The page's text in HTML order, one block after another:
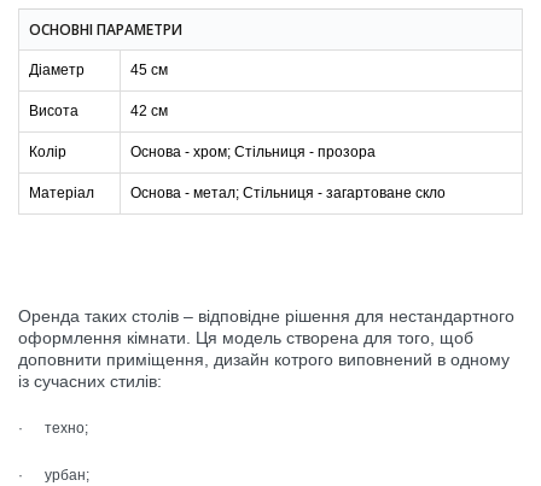
ОСНОВНІ ПАРАМЕТРИ
Діаметр 45 см
Висота 42 см
Колір Основа - хром; Стільниця - прозора
Матеріал Основа - метал; Стільниця - загартоване скло
Оренда таких столів – відповідне рішення для нестандартного
оформлення кімнати. Ця модель створена для того, щоб
доповнити приміщення, дизайн котрого виповнений в одному
із сучасних стилів:
· техно;
· урбан;